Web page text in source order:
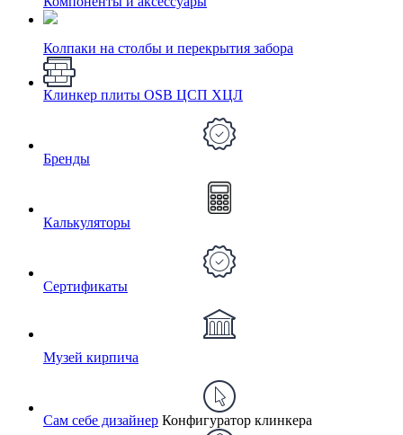
Колпаки на столбы и перекрытия забора
Клинкер плиты OSB ЦСП ХЦЛ
Бренды
Калькуляторы
Сертификаты
Музей кирпича
Сам себе дизайнер Конфигуратор клинкера